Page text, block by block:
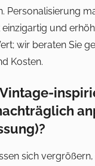
Personalisierung
und
wir beraten Sie
Kosten.
sich